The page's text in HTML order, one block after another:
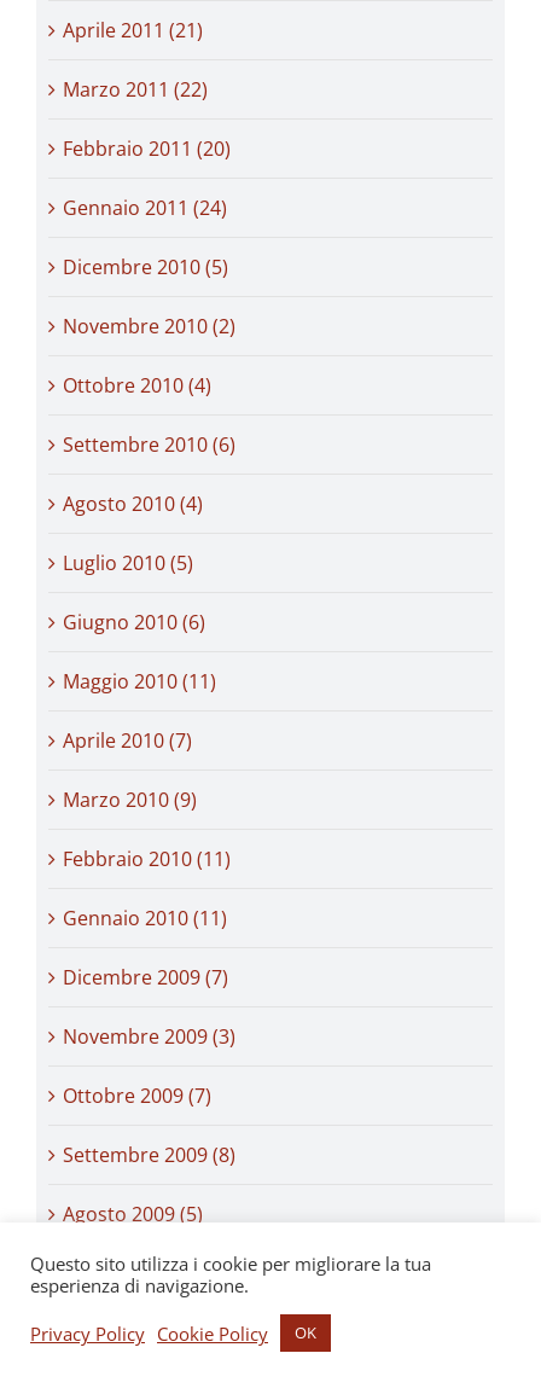
Aprile 2011 (21)
Marzo 2011 (22)
Febbraio 2011 (20)
Gennaio 2011 (24)
Dicembre 2010 (5)
Novembre 2010 (2)
Ottobre 2010 (4)
Settembre 2010 (6)
Agosto 2010 (4)
Luglio 2010 (5)
Giugno 2010 (6)
Maggio 2010 (11)
Aprile 2010 (7)
Marzo 2010 (9)
Febbraio 2010 (11)
Gennaio 2010 (11)
Dicembre 2009 (7)
Novembre 2009 (3)
Ottobre 2009 (7)
Settembre 2009 (8)
Agosto 2009 (5)
Luglio 2009 (5)
Giugno 2009 (5)
Questo sito utilizza i cookie per migliorare la tua
esperienza di navigazione.
Privacy Policy Cookie Policy OK